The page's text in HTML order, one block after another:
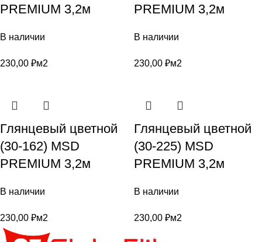
PREMIUM 3,2м
В наличии
230,00 ₽м2
PREMIUM 3,2м
В наличии
230,00 ₽м2
Глянцевый цветной
(30-162) MSD
PREMIUM 3,2м
В наличии
230,00 ₽м2
Глянцевый цветной
(30-225) MSD
PREMIUM 3,2м
В наличии
230,00 ₽м2